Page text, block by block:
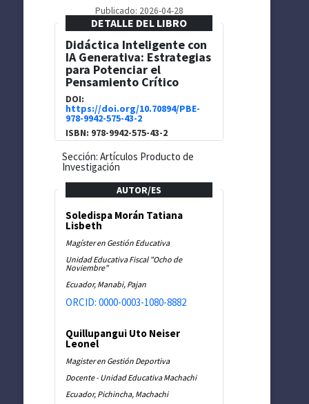
Publicado: 2026-04-28
DETALLE DEL LIBRO
Didáctica Inteligente con
IA Generativa: Estrategias
para Potenciar el
Pensamiento Crítico
DOI:
https://doi.org/10.70894/PBE-
978-9942-575-43-2
ISBN: 978-9942-575-43-2
Sección: Artículos Producto de
Investigación
AUTOR/ES
Soledispa Morán Tatiana
Lisbeth
Magíster en Gestión Educativa
Unidad Educativa Fiscal "Ocho de
Noviembre"
Ecuador, Manabi, Pajan
ORCID: 0000-0003-1080-8882
Quillupangui Uto Neiser
Leonel
Magister en Gestión Deportiva
Docente - Unidad Educativa Machachi
Ecuador, Pichincha, Machachi